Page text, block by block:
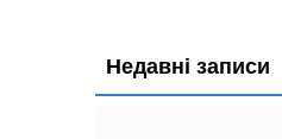
Недавні записи